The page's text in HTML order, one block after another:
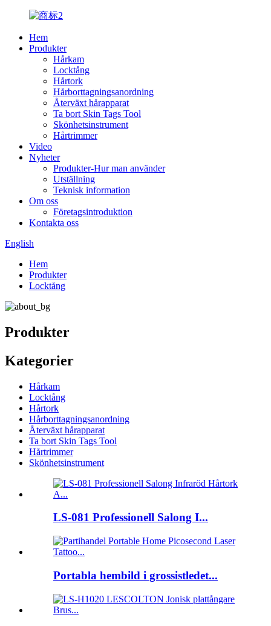
Hem
Produkter
Hårkam
Locktång
Hårtork
Hårborttagningsanordning
Återväxt hårapparat
Ta bort Skin Tags Tool
Skönhetsinstrument
Hårtrimmer
Video
Nyheter
Produkter-Hur man använder
Utställning
Teknisk information
Om oss
Företagsintroduktion
Kontakta oss
English
Hem
Produkter
Locktång
Produkter
Kategorier
Hårkam
Locktång
Hårtork
Hårborttagningsanordning
Återväxt hårapparat
Ta bort Skin Tags Tool
Hårtrimmer
Skönhetsinstrument
LS-081 Professionell Salong I...
Portabla hembild i grossistledet...